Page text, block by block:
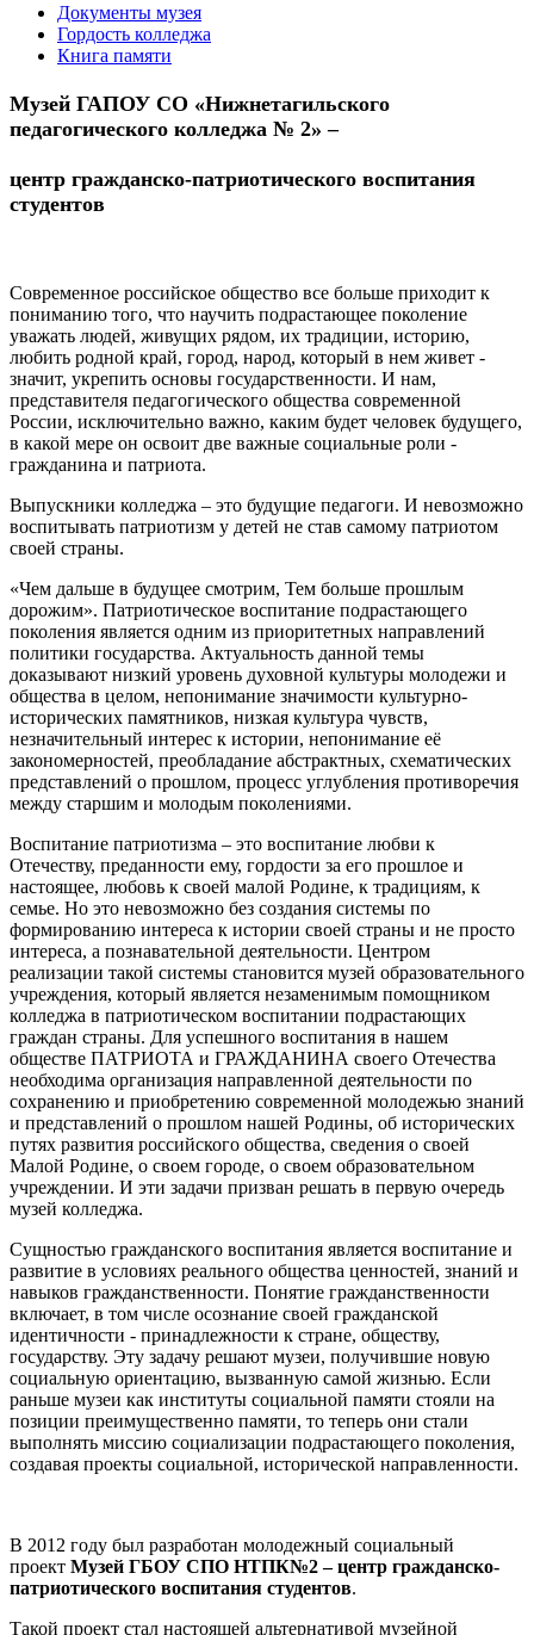
Документы музея
Гордость колледжа
Книга памяти
Музей ГАПОУ СО «Нижнетагильского
педагогического колледжа № 2» –
центр гражданско-патриотического воспитания
студентов
Современное российское общество все больше приходит к
пониманию того, что научить подрастающее поколение
уважать людей, живущих рядом, их традиции, историю,
любить родной край, город, народ, который в нем живет -
значит, укрепить основы государственности. И нам,
представителя педагогического общества современной
России, исключительно важно, каким будет человек будущего,
в какой мере он освоит две важные социальные роли -
гражданина и патриота.
Выпускники колледжа – это будущие педагоги. И невозможно
воспитывать патриотизм у детей не став самому патриотом
своей страны.
«Чем дальше в будущее смотрим, Тем больше прошлым
дорожим». Патриотическое воспитание подрастающего
поколения является одним из приоритетных направлений
политики государства. Актуальность данной темы
доказывают низкий уровень духовной культуры молодежи и
общества в целом, непонимание значимости культурно-
исторических памятников, низкая культура чувств,
незначительный интерес к истории, непонимание её
закономерностей, преобладание абстрактных, схематических
представлений о прошлом, процесс углубления противоречия
между старшим и молодым поколениями.
Воспитание патриотизма – это воспитание любви к
Отечеству, преданности ему, гордости за его прошлое и
настоящее, любовь к своей малой Родине, к традициям, к
семье. Но это невозможно без создания системы по
формированию интереса к истории своей страны и не просто
интереса, а познавательной деятельности. Центром
реализации такой системы становится музей образовательного
учреждения, который является незаменимым помощником
колледжа в патриотическом воспитании подрастающих
граждан страны. Для успешного воспитания в нашем
обществе ПАТРИОТА и ГРАЖДАНИНА своего Отечества
необходима организация направленной деятельности по
сохранению и приобретению современной молодежью знаний
и представлений о прошлом нашей Родины, об исторических
путях развития российского общества, сведения о своей
Малой Родине, о своем городе, о своем образовательном
учреждении. И эти задачи призван решать в первую очередь
музей колледжа.
Сущностью гражданского воспитания является воспитание и
развитие в условиях реального общества ценностей, знаний и
навыков гражданственности. Понятие гражданственности
включает, в том числе осознание своей гражданской
идентичности - принадлежности к стране, обществу,
государству. Эту задачу решают музеи, получившие новую
социальную ориентацию, вызванную самой жизнью. Если
раньше музеи как институты социальной памяти стояли на
позиции преимущественно памяти, то теперь они стали
выполнять миссию социализации подрастающего поколения,
создавая проекты социальной, исторической направленности.
В 2012 году был разработан молодежный социальный
проект Музей ГБОУ СПО НТПК№2 – центр гражданско-
патриотического воспитания студентов.
Такой проект стал настоящей альтернативой музейной